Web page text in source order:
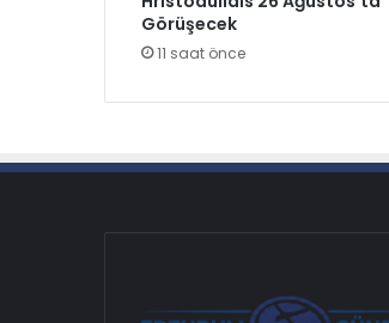
Görüşecek
11 saat önce